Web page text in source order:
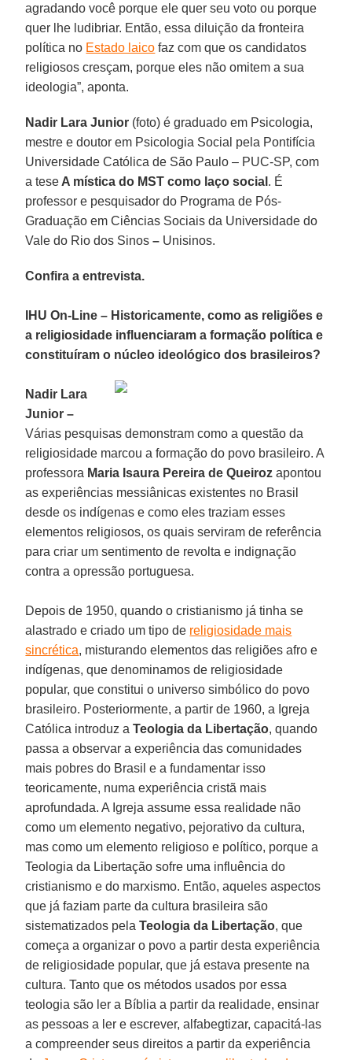
agradando você porque ele quer seu voto ou porque
quer lhe ludibriar. Então, essa diluição da fronteira
política no Estado laico faz com que os candidatos
religiosos cresçam, porque eles não omitem a sua
ideologia”, aponta.
Nadir LaraJunior (foto) é graduado em Psicologia,
mestre e doutor em Psicologia Social pela Pontifícia
Universidade Católica de São Paulo – PUC-SP, com
a tese A mística do MST como laço social . É
professor e pesquisador do Programa de Pós-
Graduação em Ciências Sociais da Universidade do
Vale do Rio dos Sinos– Unisinos.
Confira a entrevista.
IHU On-Line – Historicamente, como as religiões e
a religiosidade influenciaram a formação política e
constituíram o núcleo ideológico dos brasileiros?
Nadir Lara
Junior–
Várias pesquisas demonstram como a questão da
religiosidade marcou a formação do povo brasileiro. A
professora Maria Isaura Pereira de Queirozapontou
as experiências messiânicas existentes no Brasil
desde os indígenas e como eles traziam esses
elementos religiosos, os quais serviram de referência
para criar um sentimento de revolta e indignação
contra a opressão portuguesa.
Depois de 1950, quando o cristianismo já tinha se
alastrado e criado um tipo de religiosidade mais
sincrética, misturando elementos das religiões afro e
indígenas, que denominamos de religiosidade
popular, que constitui o universo simbólico do povo
brasileiro. Posteriormente, a partir de 1960, a Igreja
Católica introduz aTeologia da Libertação, quando
passa a observar a experiência das comunidades
mais pobres do Brasil e a fundamentar isso
teoricamente, numa experiência cristã mais
aprofundada. A Igreja assume essa realidade não
como um elemento negativo, pejorativo da cultura,
mas como um elemento religioso e político, porque a
Teologia da Libertação sofre uma influência do
cristianismo e do marxismo. Então, aqueles aspectos
que já faziam parte da cultura brasileira são
sistematizados pelaTeologia da Libertação, que
começa a organizar o povo a partir desta experiência
de religiosidade popular, que já estava presente na
cultura. Tanto que os métodos usados por essa
teologia são ler a Bíblia a partir da realidade, ensinar
as pessoas a ler e escrever, alfabegtizar, capacitá-las
a compreender seus direitos a partir da experiência